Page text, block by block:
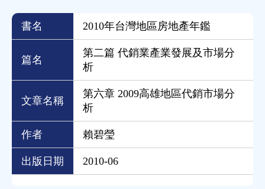
書名 2010年台灣地區房地產年鑑
篇名
第二篇 代銷業產業發展及市場分
析
文章名稱
第六章 2009高雄地區代銷市場分
析
作者 賴碧瑩
出版日期 2010-06